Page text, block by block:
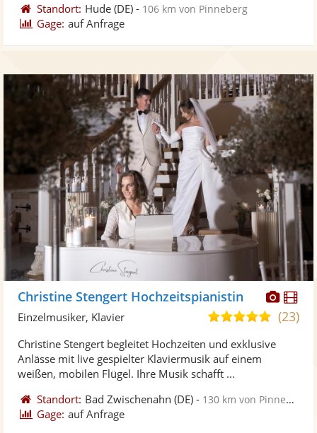
Standort: Hude (DE) - 106 km von Pinneberg
Gage: auf Anfrage
Christine Stengert Hochzeitspianistin
5,0
5
(23)
Einzelmusiker, Klavier
Christine Stengert begleitet Hochzeiten und exklusive
Anlässe mit live gespielter Klaviermusik auf einem
weißen, mobilen Flügel. Ihre Musik schafft ...
Standort: Bad Zwischenahn (DE) - 130 km von Pinneberg
Gage: auf Anfrage